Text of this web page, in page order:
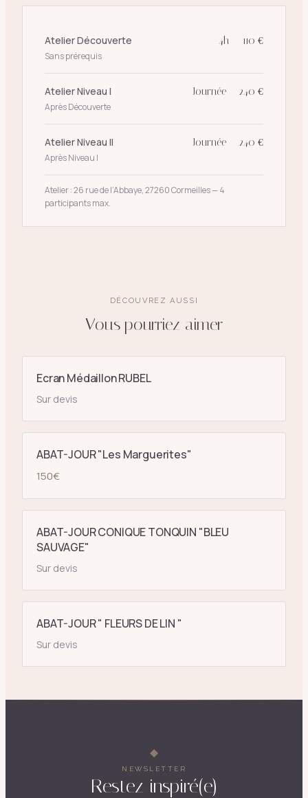
Atelier Découverte
Sans prérequis
4h — 110 €
Atelier Niveau I
Après Découverte
Journée — 240 €
Atelier Niveau II
Après Niveau I
Journée — 240 €
Atelier : 26 rue de l’Abbaye, 27260 Cormeilles — 4
participants max.
DÉCOUVREZ AUSSI
Vous pourriez aimer
Ecran Médaillon RUBEL
Sur devis
ABAT-JOUR "Les Marguerites"
150€
ABAT-JOUR CONIQUE TONQUIN "BLEU
SAUVAGE"
Sur devis
ABAT-JOUR " FLEURS DE LIN "
Sur devis
NEWSLETTER
Restez inspiré(e)